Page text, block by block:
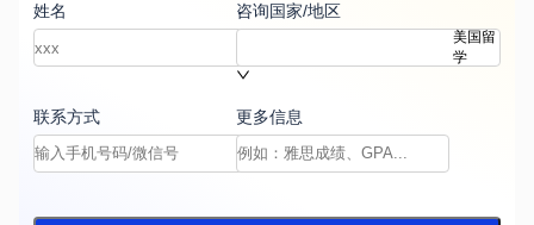
姓名 咨询国家/地区
美国留
学
联系方式 更多信息